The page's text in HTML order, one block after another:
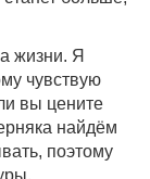
жизни. Я
чувствую
вы цените
найдём
поэтому